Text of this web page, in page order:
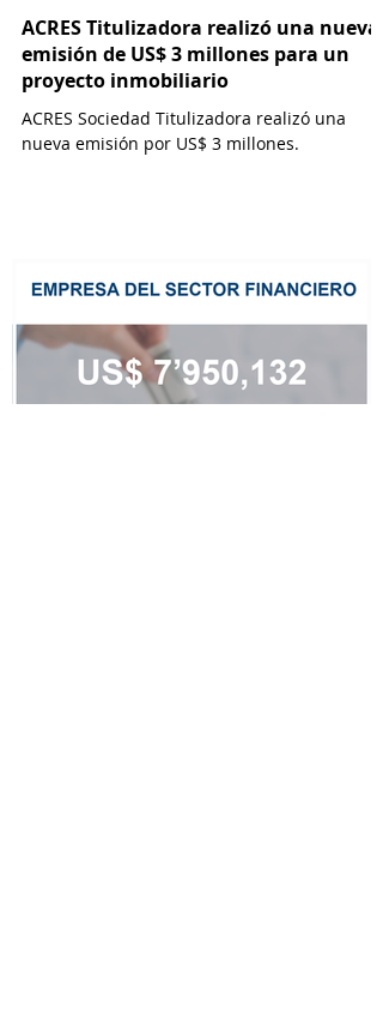
ACRES Titulizadora realizó una nueva
emisión de US$ 3 millones para un
proyecto inmobiliario
ACRES Sociedad Titulizadora realizó una
nueva emisión por US$ 3 millones.